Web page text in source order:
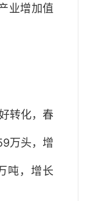
业增加值
转化，春
万头，增
吨，增长